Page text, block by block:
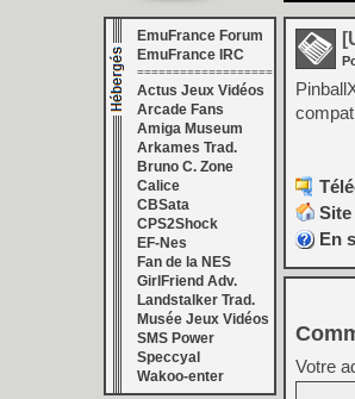
EmuFrance Forum
EmuFrance IRC
===================
Actus Jeux Vidéos
Arcade Fans
Amiga Museum
Arkames Trad.
Bruno C. Zone
Calice
CBSata
CPS2Shock
EF-Nes
Fan de la NES
GirlFriend Adv.
Landstalker Trad.
Musée Jeux Vidéos
SMS Power
Speccyal
Wakoo-enter
En
Votre